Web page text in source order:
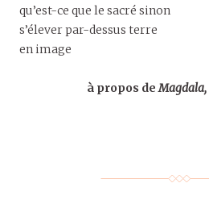
qu’est-ce que le sacré sinon
s’élever par-dessus terre
en image
à propos deMagdala,